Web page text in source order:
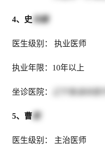
4、史 光雄
医生级别： 执业医师
执业年限：10年以上
坐诊医院：
5、曹
医生级别： 主治医师